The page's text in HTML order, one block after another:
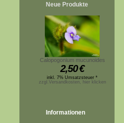
Neue Produkte
Calopogonium mucunoides
2,50€
inkl. 7% Umsatzsteuer *
zzgl.Versandkosten, hier klicken
Informationen